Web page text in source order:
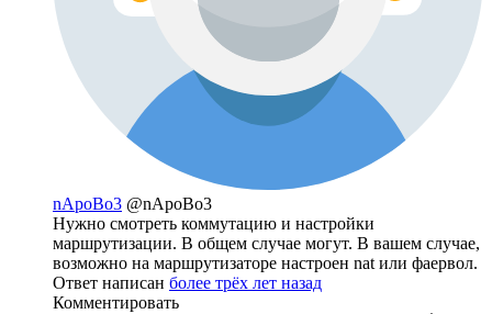
nApoBo3 @nApoBo3
Нужно смотреть коммутацию и настройки
маршрутизации. В общем случае могут. В вашем случае,
возможно на маршрутизаторе настроен nat или фаервол.
Ответ написан более трёх лет назад
Комментировать